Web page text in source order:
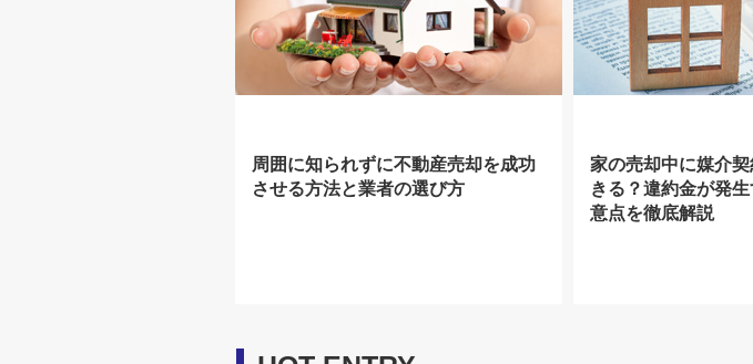
周囲に知られずに不動産売却を成功
させる方法と業者の選び方
家の売却中に媒介
きる？違約金が発
意点を徹底解説